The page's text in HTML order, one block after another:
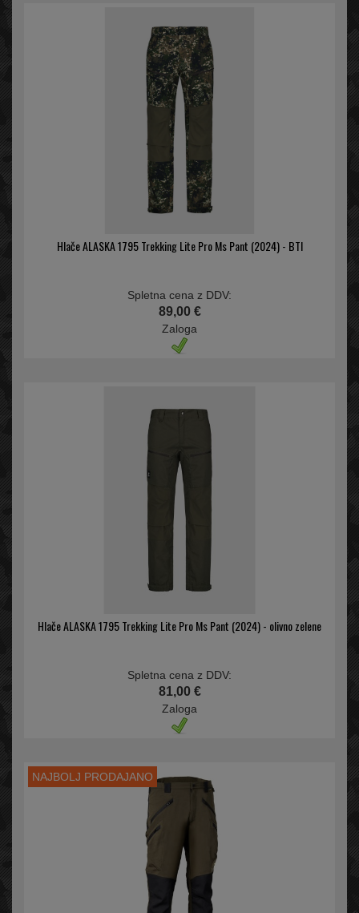
Hlače ALASKA 1795 Trekking Lite Pro Ms Pant (2024) - BTI
Spletna cena z DDV:
89,00 €
Zaloga
Hlače ALASKA 1795 Trekking Lite Pro Ms Pant (2024) - olivno zelene
Spletna cena z DDV:
81,00 €
Zaloga
NAJBOLJ PRODAJANO